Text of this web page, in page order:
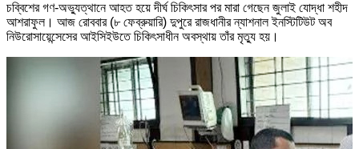
চব্বিশের গণ-অভ্যুত্থানে আহত হয়ে দীর্ঘ চিকিৎসার পর মারা গেছেন জুলাই যোদ্ধা শহীদ
আশরাফুল। আজ রোববার (৮ ফেব্রুয়ারি) দুপুরে রাজধানীর ন্যাশনাল ইনস্টিটিউট অব
নিউরোসায়েন্সেসের আইসিইউতে চিকিৎসাধীন অবস্থায় তাঁর মৃত্যু হয়।